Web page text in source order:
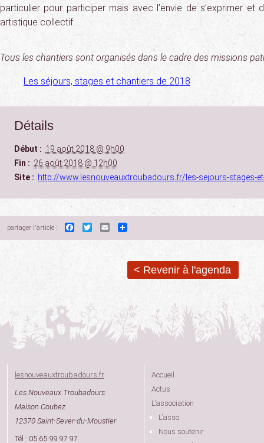
particulier pour participer mais avec l’envie de s’exprimer et
artistique collectif.
Tous les chantiers sont organisés dans le cadre des missions
Les séjours, stages et chantiers de 2018
Détails
Début : 19 août 2018 @ 9h00
Fin : 26 août 2018 @ 12h00
Site : http://www.lesnouveauxtroubadours.fr/les-sejours-stages-
partager l'article : Facebook
TwitterEmail
< Revenir à l'agenda
lesnouveauxtroubadours.fr
Les Nouveaux Troubadours
Maison Coubez
12370 Saint-Sever-du-Moustier
Tél : 05 65 99 97 97
Accueil
Actus
L’association
L’asso
Nous soutenir